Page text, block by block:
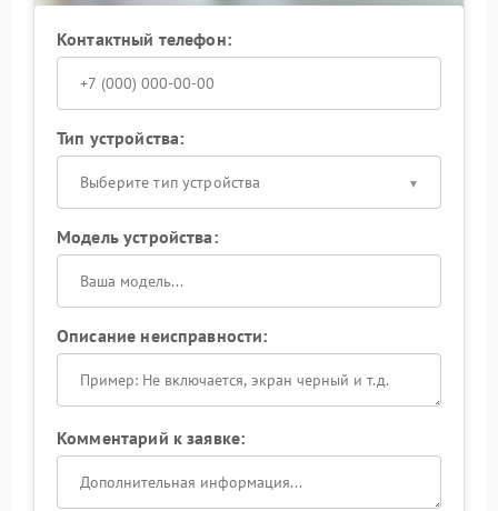
Контактный телефон:
Тип устройства:
Выберите тип устройства
Модель устройства:
Описание неисправности:
Комментарий к заявке: